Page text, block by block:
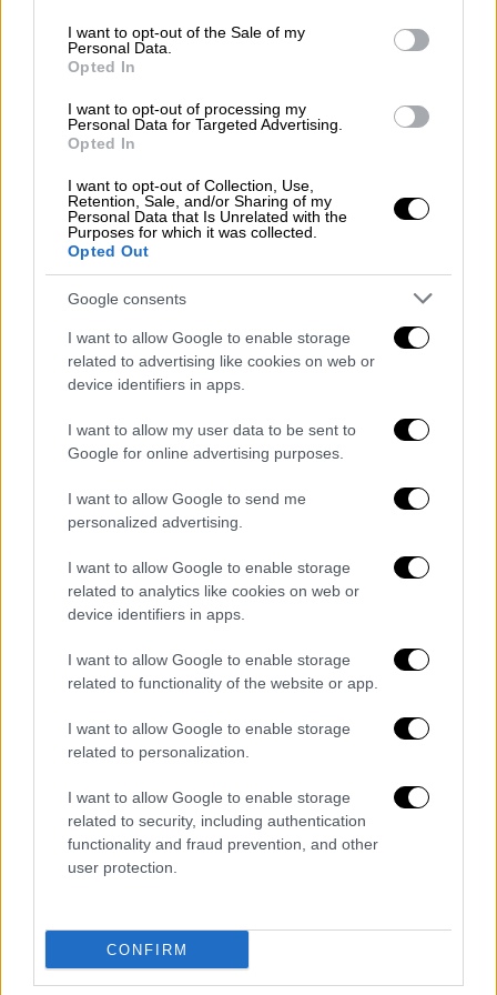
consent section.
I want to opt-out of the Sale of my
Personal Data.
Opted In
I want to opt-out of processing my
Personal Data for Targeted Advertising.
Opted In
I want to opt-out of Collection, Use,
Retention, Sale, and/or Sharing of my
Personal Data that Is Unrelated with the
Purposes for which it was collected.
Opted Out
Google consents
I want to allow Google to enable storage
related to advertising like cookies on web or
device identifiers in apps.
I want to allow my user data to be sent to
Google for online advertising purposes.
I want to allow Google to send me
personalized advertising.
I want to allow Google to enable storage
related to analytics like cookies on web or
device identifiers in apps.
I want to allow Google to enable storage
related to functionality of the website or app.
I want to allow Google to enable storage
related to personalization.
I want to allow Google to enable storage
related to security, including authentication
functionality and fraud prevention, and other
user protection.
CONFIRM
Μπαρτόλο άνοιξε το σκορ στο 28’, ο
Παναιτωλικός ισοφάρισε στο 70’ με πέναλτι
του Λομπάτο, όμως ο Γιώργος
Χαραλαμπόγλου, τέσσερα λεπτά μετά την
είσοδό του στον αγωνιστικό χώρο, πέτυχε
Αρκάδες.
Σημαντική στιγμή του αγώνα ήταν και το 64’,
όταν ο Χατζηεμμανουήλ απέκρουσε πέναλτι
του Μπουχαλάκη, κρατώντας τότε το
προβάδισμα του Αστέρα. Οι δύο ομάδες
έκλεισαν τη σεζόν ισόβαθμες στους 36
βαθμούς, στην 11η θέση της συνολικής
κατάταξης.
Παναιτωλικός(Γιάννης Αναστασίου):
Κουτσερένκο, Μαυρίας (84’ Μπελεβώνης),
Κόγιτς, Σιέλης (46’ Γκάρναθ), Μανρίκε,
Μπουχαλάκης (85’ Νικολάου), Σμυρλής,
Μπρέγκου (61’ Αγκίρε), Εστεμπάν (11’ λ.τρ.
Σατσιάς), Λομπάτο, Μπάτζι.
Αστέρας Τρίπολης(Γιώργος Αντωνόπουλος):
Χατζηεμμανουήλ, Τερεζίου, Σίπτσιτς,
Γιαμπλόνσκι, Μπαρτόλο (65’ Πέρεθ),
Μεντιέτα (84’ Αλμύρας), Τζανδάρης (78’
Γρομητσάρης), Γραμμένος, Μακέντα (78’
Χαραλαμπόγλου).
Κηφισιά - ΑΕΛ 3-2
με νίκη 3-2 επί της ήδη υποβιβασμένης ΑΕΛ,
σε ένα ανοιχτό παιχνίδι με ρυθμό, φάσεις και